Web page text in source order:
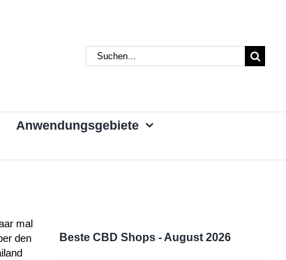
Suche
nach:
Anwendungsgebiete
mal
den
Beste CBD Shops - August 2026